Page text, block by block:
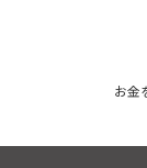
お金